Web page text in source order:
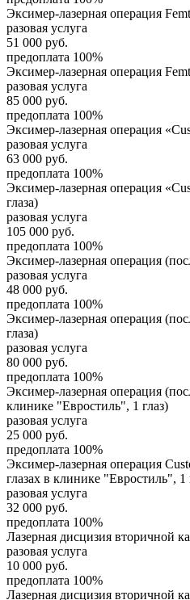
Эксимер-лазерная операция
разовая услуга
51 000 руб.
предоплата 100%
Эксимер-лазерная операция
разовая услуга
85 000 руб.
предоплата 100%
Эксимер-лазерная операция
разовая услуга
63 000 руб.
предоплата 100%
Эксимер-лазерная операция
глаза)
разовая услуга
105 000 руб.
предоплата 100%
Эксимер-лазерная операция
разовая услуга
48 000 руб.
предоплата 100%
Эксимер-лазерная операция
глаза)
разовая услуга
80 000 руб.
предоплата 100%
Эксимер-лазерная операция
клинике "Евростиль", 1 глаз)
разовая услуга
25 000 руб.
предоплата 100%
Эксимер-лазерная операция
глазах в клинике "Евростиль", 1
разовая услуга
32 000 руб.
предоплата 100%
Лазерная дисцизия вторичной
разовая услуга
10 000 руб.
предоплата 100%
Лазерная дисцизия вторичной